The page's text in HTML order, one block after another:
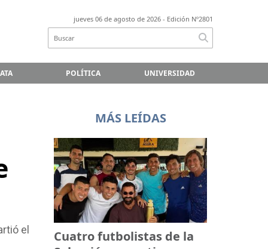
jueves 06 de agosto de 2026 - Edición Nº2801
POLÍTICA UNIVERSIDAD
el
MÁS LEÍDAS
Cuatro futbolistas de la